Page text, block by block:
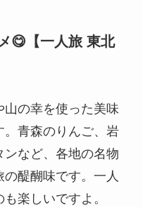
😋【一人旅 東北
の幸を使った美味
。青森のりんご、岩
など、各地の名物
醍醐味です。一人
楽しいですよ。